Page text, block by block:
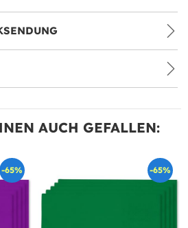
AUCH GEFALLEN:
-65% -65%